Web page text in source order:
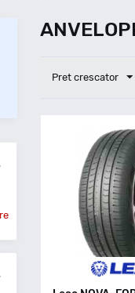
Pret crescator